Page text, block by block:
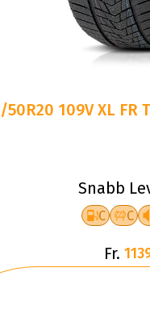
50R20 109V XL FR
Snabb
C C
Fr.